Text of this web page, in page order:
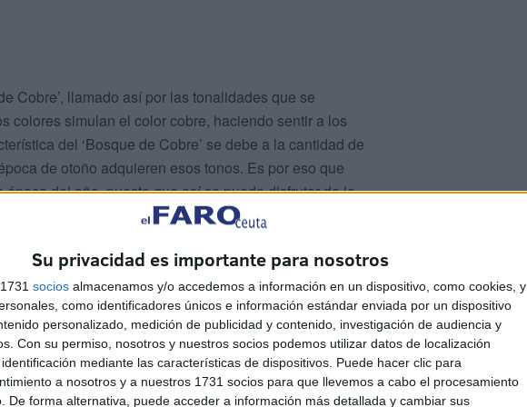
Su privacidad es importante para nosotros
socios almacenamos y/o accedemos a información en un dispositivo, como cookies, y
como identificadores únicos e información estándar enviada por un dispositivo
personalizado, medición de publicidad y contenido, investigación de audiencia y
Con su permiso, nosotros y nuestros socios podemos utilizar datos de localización
mediante las características de dispositivos. Puede hacer clic para
a nosotros y a nuestros 1731 socios para que llevemos a cabo el procesamiento
De forma alternativa, puede acceder a información más detallada y cambiar sus
Cobre’, llamado así por las tonalidades que se
colores simulan el color cobre, haciendo sentir a los
del ‘Bosque de Cobre’ se debe a la cantidad de
de otoño adquieren esos tonos. Es por eso que
del año, puesto que así se puede disfrutar de la
que se trasladaron hasta la provincia de Málaga,
del día en el pequeño pueblo blanco situado en la